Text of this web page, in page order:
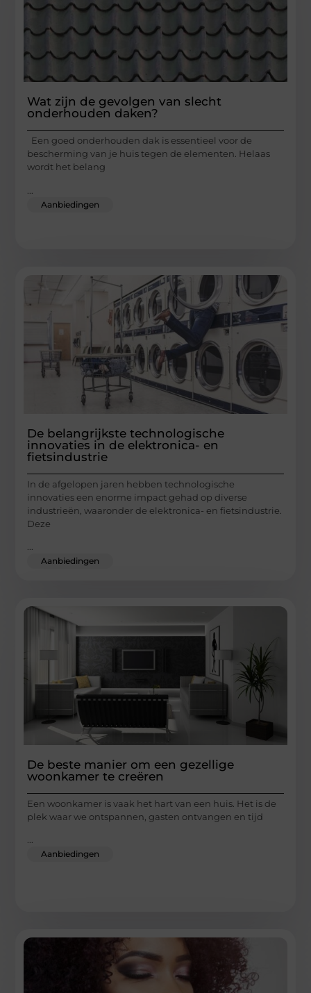
Wat zijn de gevolgen van slecht
onderhouden daken?
Een goed onderhouden dak is essentieel voor de
bescherming van je huis tegen de elementen. Helaas
wordt het belang
Aanbiedingen
De belangrijkste technologische
innovaties in de elektronica- en
fietsindustrie
In de afgelopen jaren hebben technologische
innovaties een enorme impact gehad op diverse
industrieën, waaronder de elektronica- en fietsindustrie.
Deze
Aanbiedingen
De beste manier om een gezellige
woonkamer te creëren
Een woonkamer is vaak het hart van een huis. Het is de
plek waar we ontspannen, gasten ontvangen en tijd
...
Aanbiedingen